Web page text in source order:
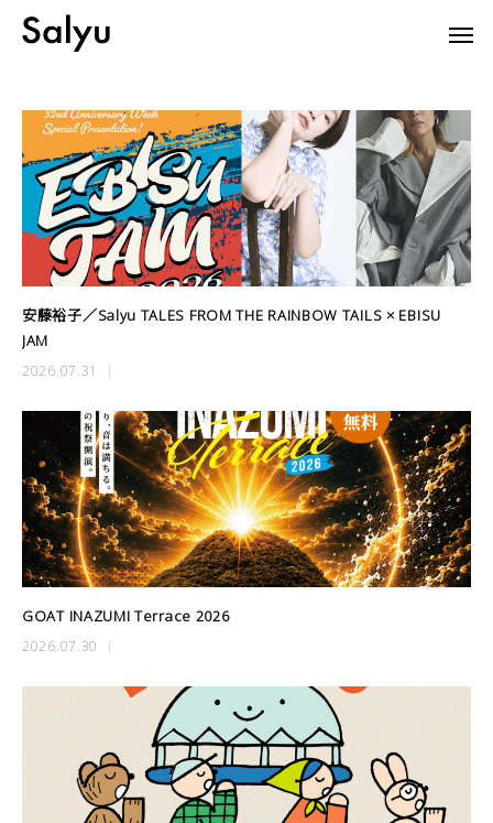
安藤裕子／Salyu TALES FROM THE RAINBOW TAILS × EBISU
JAM
2026.07.31
GOAT INAZUMI Terrace 2026
2026.07.30